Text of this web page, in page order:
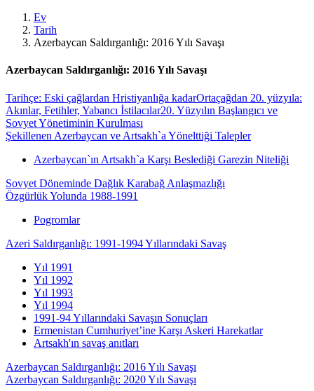
Ev
Tarih
Azerbaycan Saldırganlığı: 2016 Yılı Savaşı
Azerbaycan Saldırganlığı: 2016 Yılı Savaşı
Tarihçe: Eski çağlardan Hristiyanlığa kadarOrtaçağdan 20. yüzyıla:
Akınlar, Fetihler, Yabancı İstilacılar20. Yüzyılın Başlangıcı ve
Sovyet Yönetiminin Kurulması
Şekillenen Azerbaycan ve Artsakh`a Yönelttiği Talepler
Azerbaycan`ın Artsakh`a Karşı Beslediği Garezin Niteliği
Sovyet Döneminde Dağlık Karabağ Anlaşmazlığı
Özgürlük Yolunda 1988-1991
Pogromlar
Azeri Saldırganlığı: 1991-1994 Yıllarındaki Savaş
Yıl 1991
Yıl 1992
Yıl 1993
Yıl 1994
1991-94 Yıllarındaki Savaşın Sonuçları
Ermenistan Cumhuriyet’ine Karşı Askeri Harekatlar
Artsakh'ın savaş anıtları
Azerbaycan Saldırganlığı: 2016 Yılı Savaşı
Azerbaycan Saldırganlığı: 2020 Yılı Savaşı